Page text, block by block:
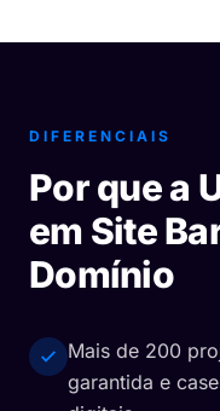
DIFERENCIAIS
Por que a
em Site
Domínio
Mais de 200
garantida e